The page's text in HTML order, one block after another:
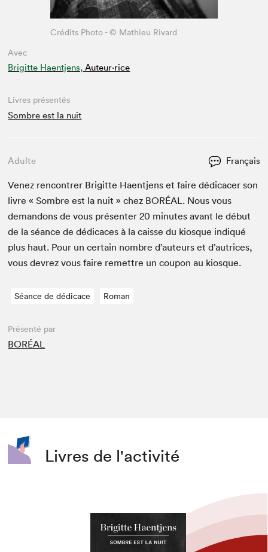
Avec
Brigitte Haentjens, Auteur·rice
Crédits Photo - © Mathieu Rivard
Livres présentés
Sombre est la nuit
Adulte Français
Venez ren­con­tr­er Brigitte Haen­t­jens et faire dédi­cac­er son
livre « Som­bre est la nuit » chez BORÉAL. Nous vous
deman­dons de vous présen­ter20 min­utes avant le début
de la séance de dédi­caces à la caisse du kiosque indiqué
plus haut. Pour un cer­tain nom­bre d’auteurs et d’autrices,
vous devrez vous faire remet­tre un coupon au kiosque.
Séance de dédicace Roman
Présenté par
BORÉAL
Livres de l'activité